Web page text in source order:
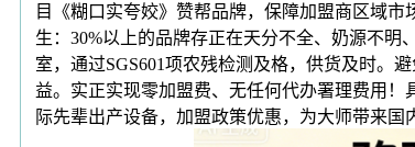
目《糊口实夸姣》赞帮品牌，保障加盟商区域
生：30%以上的品牌存正在天分不全、奶源不
室，通过SGS601项农残检测及格，供货及时。
益。实正实现零加盟费、无任何代办署理费用
际先辈出产设备，加盟政策优惠，为大师带来